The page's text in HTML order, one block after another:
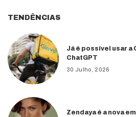
TENDÊNCIAS
Já é possível usar a
ChatGPT
30 Julho, 2026
Zendaya é a nova